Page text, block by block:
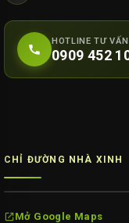
HOTLINE TƯ VẤN
0909 452
CHỈ ĐƯỜNG NHÀ XINH
Mở Google Maps